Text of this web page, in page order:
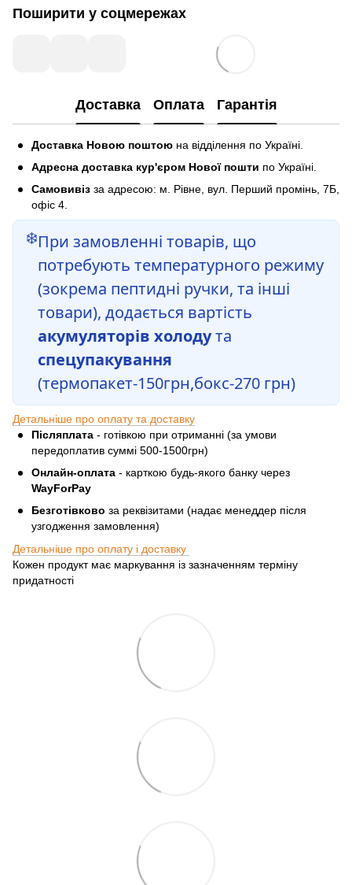
Поширити у соцмережах
Доставка Оплата Гарантія
Доставка Новою поштою на відділення по Україні.
Адресна доставка кур'єром Нової пошти по Україні.
Самовивіз за адресою: м. Рівне, вул. Перший промінь, 7Б,
офіс 4.
❄️При замовленні товарів, що
потребують температурного режиму
(зокрема пептидні ручки, та інші
товари), додається вартість
акумуляторів холодута
спецупакування
(термопакет-150грн,бокс-270 грн)
Детальніше про оплату та доставку
Післяплата - готівкою при отриманні (за умови
передоплатив суммі 500-1500грн)
Онлайн-оплата - карткою будь-якого банку через
WayForPay
Безготівково за реквізитами (надає менеддер після
узгодження замовлення)
Детальніше про оплату і доставку
Кожен продукт має маркування із зазначенням терміну
придатності